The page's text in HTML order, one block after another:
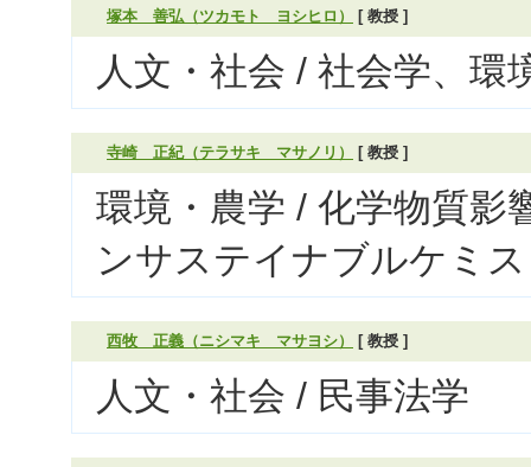
塚本 善弘（ツカモト ヨシヒロ） [ 教授 ]
人文・社会 / 社会学、環
寺崎 正紀（テラサキ マサノリ） [ 教授 ]
環境・農学 / 化学物質影
ンサステイナブルケミ
西牧 正義（ニシマキ マサヨシ） [ 教授 ]
人文・社会 / 民事法学